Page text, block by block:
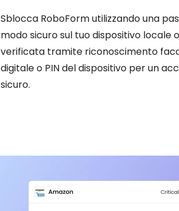
Sblocca RoboForm utilizzando una
modo sicuro sul tuo dispositivo locale
verificata tramite riconoscimento
digitale o PIN del dispositivo per un
sicuro.